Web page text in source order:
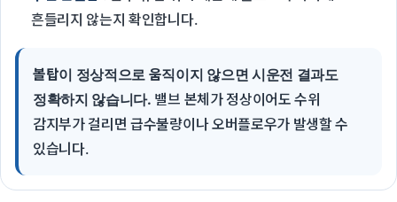
흔들리지 않는지 확인합니다.
볼탑이 정상적으로 움직이지 않으면 시운전 결과도
정확하지 않습니다. 밸브 본체가 정상이어도 수위
감지부가 걸리면 급수불량이나 오버플로우가 발생할 수
있습니다.